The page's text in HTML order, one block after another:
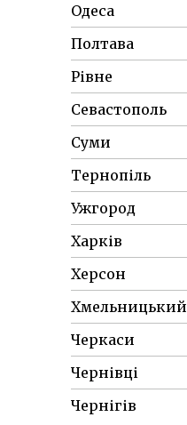
Одеса
Полтава
Рівне
Севастополь
Суми
Тернопіль
Ужгород
Харків
Херсон
Хмельницький
Черкаси
Чернівці
Чернігів